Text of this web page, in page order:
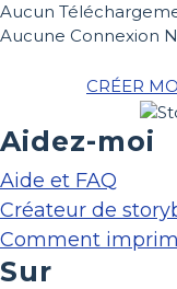
Aucun
Aucune Connexion
CRÉER
Aidez-moi
Aide et FAQ
Créateur de
Comment
Sur